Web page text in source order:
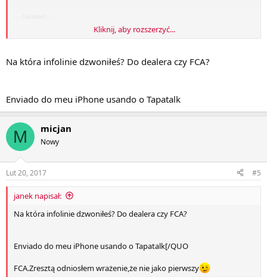
update
aktualizacja jest przewidziana na marzec.Więcej szczegółów brak,ale
przekaże moje uwagi managerowi produktu,który może ustali coś
Kliknij, aby rozszerzyć...
Na która infolinie dzwoniłeś? Do dealera czy FCA?
Enviado do meu iPhone usando o Tapatalk
M micjan
Nowy
Lut 20, 2017 #5
janek napisał:
Na która infolinie dzwoniłeś? Do dealera czy FCA?
Enviado do meu iPhone usando o Tapatalk[/QUO
FCA.Zresztą odniosłem wrażenie,że nie jako pierwszy